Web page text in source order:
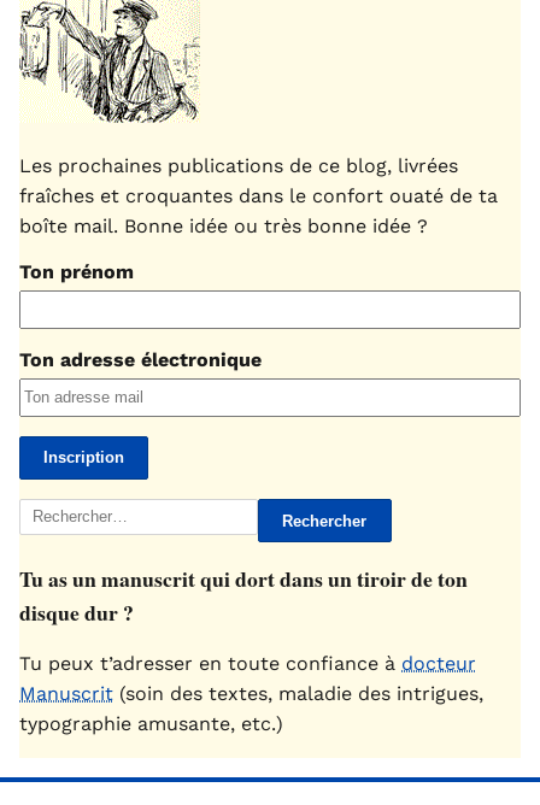
Les prochaines publications de ce blog, livrées
fraîches et croquantes dans le confort ouaté de ta
boîte mail. Bonne idée ou très bonne idée ?
Ton prénom
Ton adresse électronique
Rechercher :
Tu as un manuscrit qui dort dans un tiroir de ton
disque dur ?
Tu peux t’adresser en toute confiance à docteur
Manuscrit (soin des textes, maladie des intrigues,
typographie amusante, etc.)